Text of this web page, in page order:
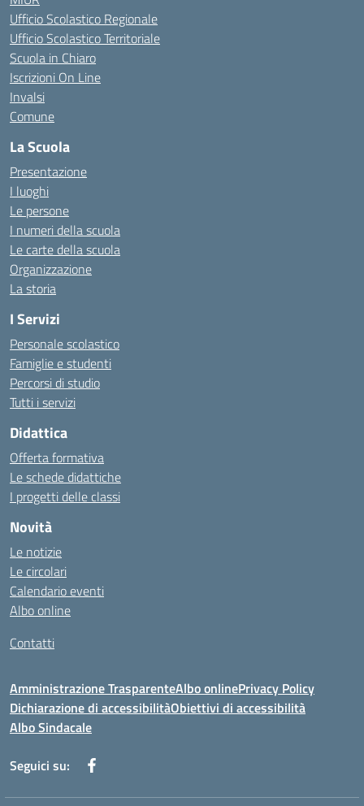
Ufficio Scolastico Regionale
Ufficio Scolastico Territoriale
Scuola in Chiaro
Iscrizioni On Line
Invalsi
Comune
La Scuola
Presentazione
I luoghi
Le persone
I numeri della scuola
Le carte della scuola
Organizzazione
La storia
I Servizi
Personale scolastico
Famiglie e studenti
Percorsi di studio
Tutti i servizi
Didattica
Offerta formativa
Le schede didattiche
I progetti delle classi
Novità
Le notizie
Le circolari
Calendario eventi
Albo online
Contatti
Amministrazione TrasparenteAlbo onlinePrivacy Policy
Dichiarazione di accessibilitàObiettivi di accessibilità
Albo Sindacale
Seguici su: